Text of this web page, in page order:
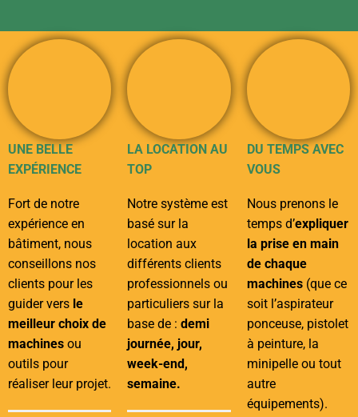
UNE BELLE
EXPÉRIENCE
Fort de notre
expérience en
bâtiment, nous
conseillons nos
clients pour les
guider vers le
meilleur choix de
machines ou
outils pour
réaliser leur projet.
LA LOCATION AU
TOP
Notre système est
basé sur la
location aux
différents clients
professionnels ou
particuliers sur la
base de :demi
journée, jour,
week-end,
semaine.
DU TEMPS AVEC
VOUS
Nous prenons le
temps d’expliquer
la prise en main
de chaque
machines(que ce
soit l’aspirateur
ponceuse, pistolet
à peinture, la
minipelle ou tout
autre
équipements).